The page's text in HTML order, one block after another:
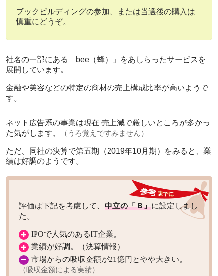
ブックビルディングの参加、または当選後の購入は
慎重にどうぞ。
社名の一部にある「bee（蜂）」をあしらったサービスを
展開しています。
金融や美容などの特定の商材の売上構成比率が高いようで
す。
ネット広告系の事業は現在 売上減で厳しいところが多かっ
た気がします。
（うろ覚えですみません）
ただ、同社の決算で第五期（2019年10月期）をみると、業
績は好調のようです。
評価は下記を考慮して、 中立の「Ｂ」に設定しまし
た。
IPOで人気のあるIT企業。
業績が好調。（決算情報）
市場からの吸収金額が21億円とやや大きい。
（吸収金額による実績）